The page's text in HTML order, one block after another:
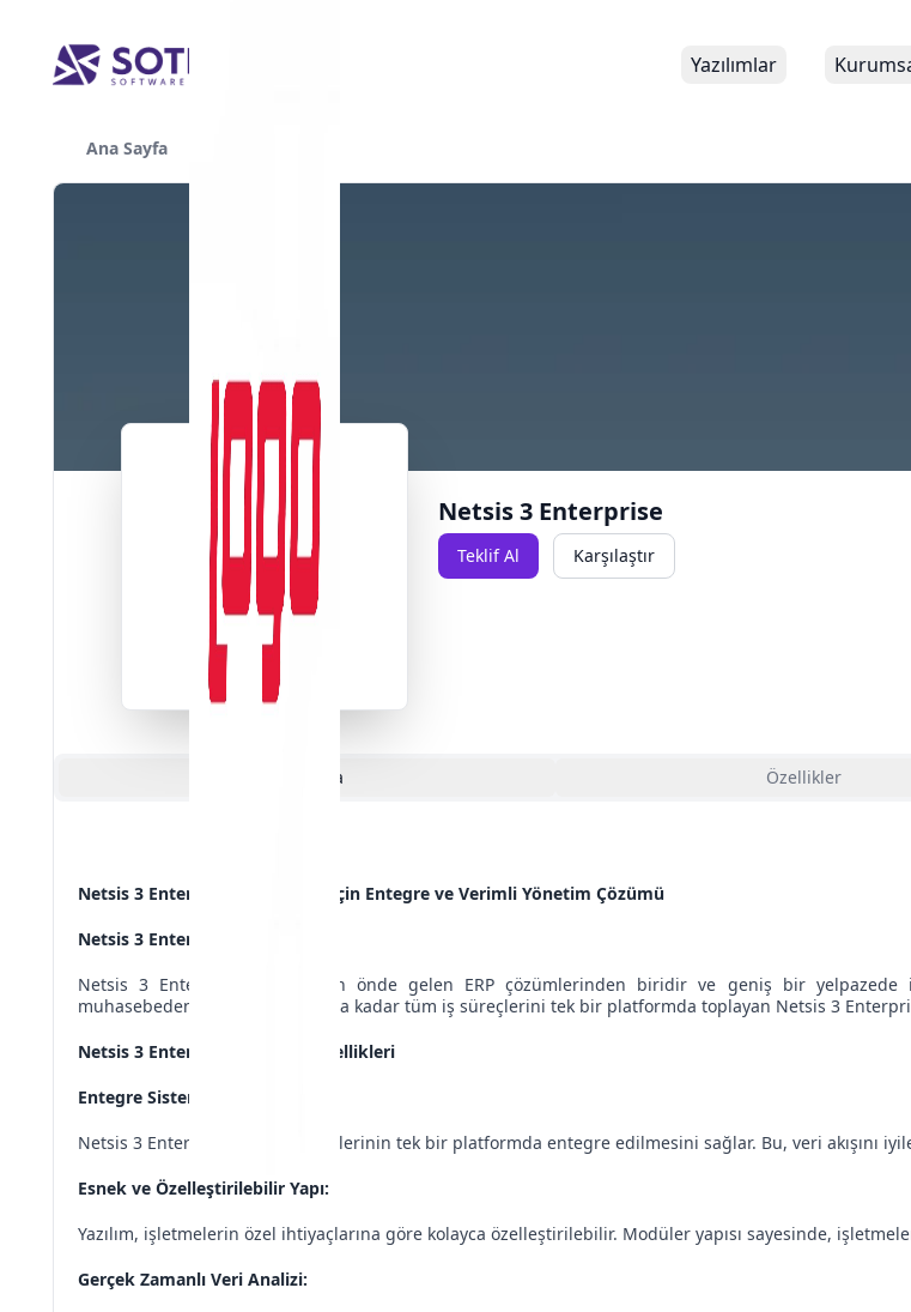
Yazılımlar
Ana Sayfa
Netsis 3 Enterprise
Teklif Al Karşılaştır
Açıklama Özellikler
Netsis 3 Enterprise: İşletmeler için Entegre ve Verimli Yönetim Çözümü
Netsis 3 Enterprise Nedir?
Netsis 3 Enterprise, Türkiye'nin önde gelen ERP çözümlerinden biridir ve geniş bir yelpazede
muhasebeden insan kaynaklarına kadar tüm iş süreçlerini tek bir platformda toplayan Netsis 3
Netsis 3 Enterprise'ın Temel Özellikleri
Entegre Sistem:
Netsis 3 Enterprise, tüm iş birimlerinin tek bir platformda entegre edilmesini sağlar. Bu, veri akışını
Esnek ve Özelleştirilebilir Yapı:
Yazılım, işletmelerin özel ihtiyaçlarına göre kolayca özelleştirilebilir. Modüler yapısı sayesinde,
Gerçek Zamanlı Veri Analizi: